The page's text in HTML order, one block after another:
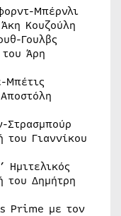
Μπέρνλι
Κουζούλη
Γουλβς
Άρη
Μπέτις
Γιαννίκου
Ημιτελικός
του Δημήτρη
Prime με τον